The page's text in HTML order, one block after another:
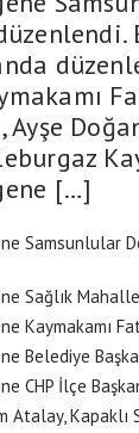
Ayşe
[…]
Samsunlular
Sağlık
Kaymakamı
Belediye
CHP İlçe
Atalay, Kapaklı